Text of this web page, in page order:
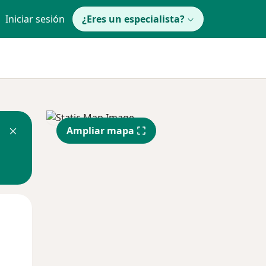
Iniciar sesión ¿Eres un especialista?
Ampliar mapa